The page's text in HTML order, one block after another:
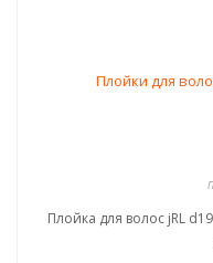
Плойка для волос jRL